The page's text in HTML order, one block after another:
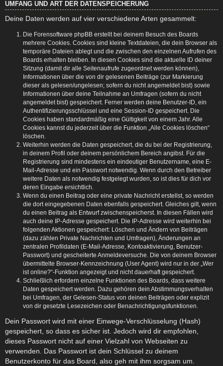
UMFANG UND ART DER DATENSPEICHERUNG
Deine Daten werden auf vier verschiedene Arten gesammelt:
Die Forensoftware phpBB erstellt bei deinem Besuch des Boards
mehrere Cookies. Cookies sind kleine Textdateien, die dein Browser als
temporäre Dateien ablegt und die zwischen den einzelnen Aufrufen des
Boards erhalten bleiben. In diesen Cookies sind die aktuelle ID deiner
Sitzung (damit dir alle Seitenaufrufe zugeordnet werden können),
Informationen über die von dir gelesenen Beiträge (zur Markierung
dieser als gelesen/ungelesen; sofern du nicht angemeldet bist) sowie
Informationen über deine Teilnahme an Umfragen (sofern du nicht
angemeldet bist) gespeichert. Ferner werden deine Benutzer-ID, ein
Authentifizierungsschlüssel und eine Session-ID gespeichert. Die
Cookies haben standardmäßig eine Gültigkeit von einem Jahr. Alle
Cookies kannst du jederzeit über die Funktion „Alle Cookies löschen“
löschen.
Weiterhin werden die Daten gespeichert, die du bei der Registrierung,
in deinem Profil oder deinem persönlichem Bereich angibst. Für die
Registrierung sind mindestens ein eindeutiger Benutzername, eine E-
Mail-Adresse und ein Passwort notwendig. Wenn durch den Betreiber
weitere Daten als notwendig festgelegt wurden, so ist dies für dich vor
deren Eingabe ersichtlich.
Wenn du einen Beitrag oder eine private Nachricht erstellst, so werden
die dort eingegebenen Daten ebenfalls gespeichert. Gleiches gilt, wenn
du einen Beitrag als Entwurf zwischenspeicherst. In diesen Fällen wird
auch deine IP-Adresse gespeichert. Die IP-Adresse wird weiterhin bei
folgenden Aktionen gespeichert: Löschen und Ändern von Beiträgen
(dazu zählen Private Nachrichten und Umfragen), Änderungen an
zentralen Profildaten (E-Mail-Adresse, Kontoaktivierung, Benutzer-
Passwort) und gescheiterte Anmeldeversuche. Die von deinem Browser
übermittelte Browser-Kennzeichnung (User Agent) wird nur in der „Wer
ist online?“-Funktion angezeigt und nicht dauerhaft gespeichert.
Schließlich erfordern einzelne Funktionen des Boards, dass weitere
Daten gespeichert werden. Dazu gehören dein Abstimmungsverhalten
bei Umfragen, der Gelesen-Status von deinen Beiträgen oder explizit
von dir gesetzte Lesezeichen oder Benachrichtigungsfunktionen.
Dein Passwort wird mit einer Einwege-Verschlüsselung (Hash)
gespeichert, so dass es sicher ist. Jedoch wird dir empfohlen,
dieses Passwort nicht auf einer Vielzahl von Webseiten zu
verwenden. Das Passwort ist dein Schlüssel zu deinem
Benutzerkonto für das Board, also geh mit ihm sorgsam um.